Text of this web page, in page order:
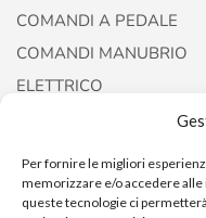
Per fornire le migliori
memorizzare e/o accedere
queste tecnologie ci
COMANDI A PEDALE
COMANDI MANUBRIO
ELETTRICO
FORCELLE E